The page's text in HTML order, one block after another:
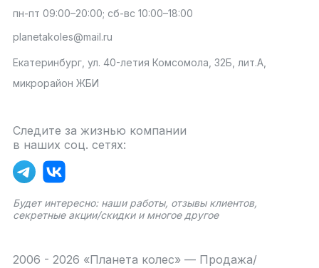
пн-пт 09:00–20:00; сб-вс 10:00–18:00
planetakoles@mail.ru
Екатеринбург, ул. 40-летия Комсомола, 32Б, лит.А,
микрорайон ЖБИ
Следите за жизнью компании
в наших соц. сетях:
Будет интересно: наши работы, отзывы клиентов,
секретные акции/скидки и многое другое
2006 - 2026 «Планета колес» — Продажа/